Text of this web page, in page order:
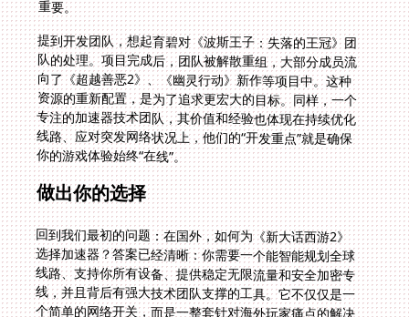
重要。
提到开发团队，想起育碧对《波斯王子：失落的王冠》团
队的处理。项目完成后，团队被解散重组，大部分成员流
向了《超越善恶2》、《幽灵行动》新作等项目中。这种
资源的重新配置，是为了追求更宏大的目标。同样，一个
专注的加速器技术团队，其价值和经验也体现在持续优化
线路、应对突发网络状况上，他们的“开发重点”就是确保
你的游戏体验始终“在线”。
做出你的选择
回到我们最初的问题：在国外，如何为《新大话西游2》
选择加速器？答案已经清晰：你需要一个能智能规划全球
线路、支持你所有设备、提供稳定无限流量和安全加密专
线，并且背后有强大技术团队支撑的工具。它不仅仅是一
个简单的网络开关，而是一整套针对海外玩家痛点的解决